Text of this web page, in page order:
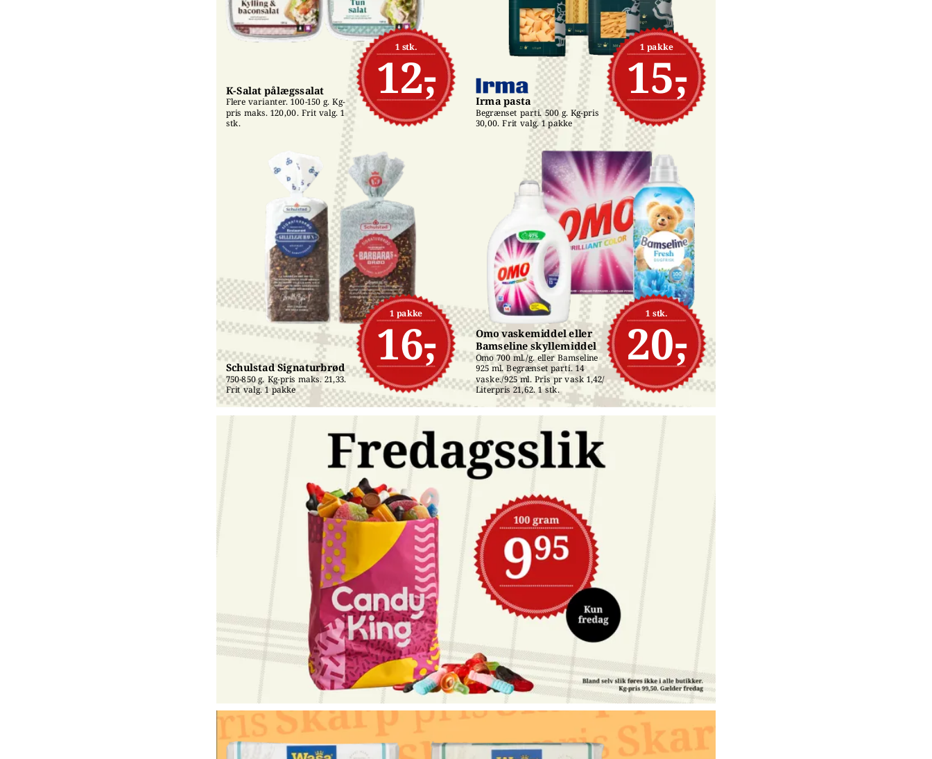
1 pakke
16,-
Schulstad Signaturbrød
750-850 g. Kg-pris maks. 21,33.
Frit valg. 1 pakke
1 stk.
20,-
Omo vaskemiddel eller
Bamseline skyllemiddel
Omo 700 ml./g. eller Bamseline
925 ml. Begrænset parti. 14
vaske./925 ml. Pris pr vask 1,42/
Literpris 21,62. 1 stk.
1 stk.
12,-
K-Salat pålægssalat
Flere varianter. 100-150 g. Kg-
pris maks. 120,00. Frit valg. 1
stk.
1 pakke
15,-
Irma pasta
Begrænset parti. 500 g. Kg-pris
30,00. Frit valg. 1 pakke